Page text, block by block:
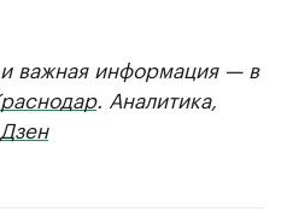
важная информация — в
. Аналитика,
Дзен